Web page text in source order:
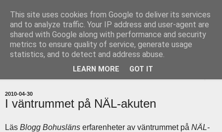
uddevallabloggen.se
med stort och smått från Uddevallas horisont
2010-04-30
I väntrummet på NÄL-akuten
Läs Blogg Bohusläns erfarenheter av väntrummet på NÄL-
This site uses cookies from Google to deliver its services
and to analyze traffic. Your IP address and user-agent are
shared with Google along with performance and security
metrics to ensure quality of service, generate usage
statistics, and to detect and address abuse.
LEARN MORE GOT IT